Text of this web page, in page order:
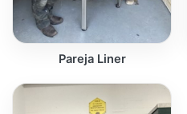
Pareja Liner